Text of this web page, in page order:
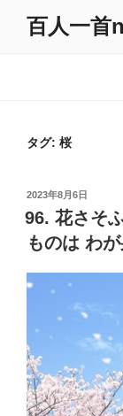
百人一首
タグ: 桜
投
稿
日:
2023年8月6日
96. 花さそ
ものは わ